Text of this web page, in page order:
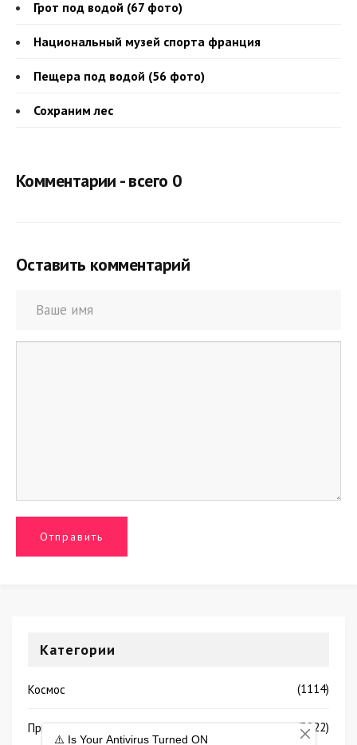
Грот под водой (67 фото)
Национальный музей спорта франция
Пещера под водой (56 фото)
Сохраним лес
Комментарии - всего 0
Оставить комментарий
Категории
Космос (1114)
Природа (3922)